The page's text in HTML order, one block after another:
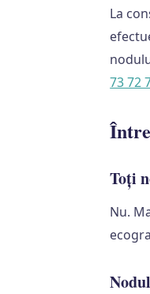
La
73 72
Toți
Nu.